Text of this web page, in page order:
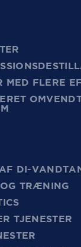
MED FLERE
DI-
TRÆNING
TJENESTER